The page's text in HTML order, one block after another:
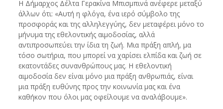
Η Δήμαρχος Δέλτα Γερακίνα Μπισμπινά ανέφερε μεταξύ
άλλων ότι: «Αυτή η φλόγα, ένα ιερό σύμβολο της
προσφοράς και της αλληλεγγύης, δεν μεταφέρει μόνο το
μήνυμα της εθελοντικής αιμοδοσίας, αλλά
αντιπροσωπεύει την ίδια τη ζωή. Μια πράξη απλή, μα
τόσο σωτήρια, που μπορεί να χαρίσει ελπίδα και ζωή σε
εκατοντάδες συνανθρώπους μας. Η εθελοντική
αιμοδοσία δεν είναι μόνο μια πράξη ανθρωπιάς, είναι
μια πράξη ευθύνης προς την κοινωνία μας και ένα
καθήκον που όλοι μας οφείλουμε να αναλάβουμε».